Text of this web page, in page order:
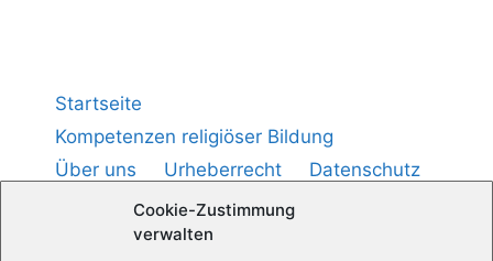
Cookie-Zustimmung
verwalten
Startseite
Kompetenzen religiöser Bildung
Über uns
Urheberrecht
Datenschutz
Impressum
Cookie-Richtlinie (